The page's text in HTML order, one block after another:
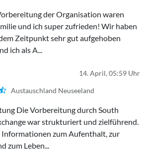
der Organisation waren
und ich super zufrieden! Wir haben
Zeitpunkt sehr gut aufgehoben
ich als A...
14. April, 05:59 Uhr
Austauschland Neuseeland
Die Vorbereitung durch South
war strukturiert und zielführend.
zum Aufenthalt, zur
zum Leben...